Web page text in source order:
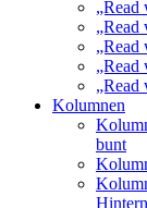
„Read
„Read
„Read
„Read
„Read
Kolumnen
bunt
Hintern